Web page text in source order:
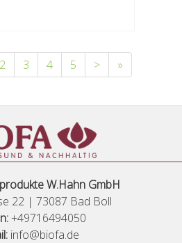
2 3 4 5 > »
W.Hahn GmbH
22 | 73087 Bad Boll
+49716494050
info@biofa.de